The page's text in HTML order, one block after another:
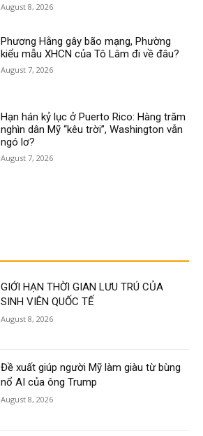
August 8, 2026
Phương Hằng gây bão mạng, Phường
kiểu mẫu XHCN của Tô Lâm đi về đâu?
August 7, 2026
Hạn hán kỷ lục ở Puerto Rico: Hàng trăm
nghìn dân Mỹ “kêu trời”, Washington vẫn
ngó lơ?
August 7, 2026
GIỚI HẠN THỜI GIAN LƯU TRÚ CỦA
SINH VIÊN QUỐC TẾ
August 8, 2026
Đề xuất giúp người Mỹ làm giàu từ bùng
nổ AI của ông Trump
August 8, 2026